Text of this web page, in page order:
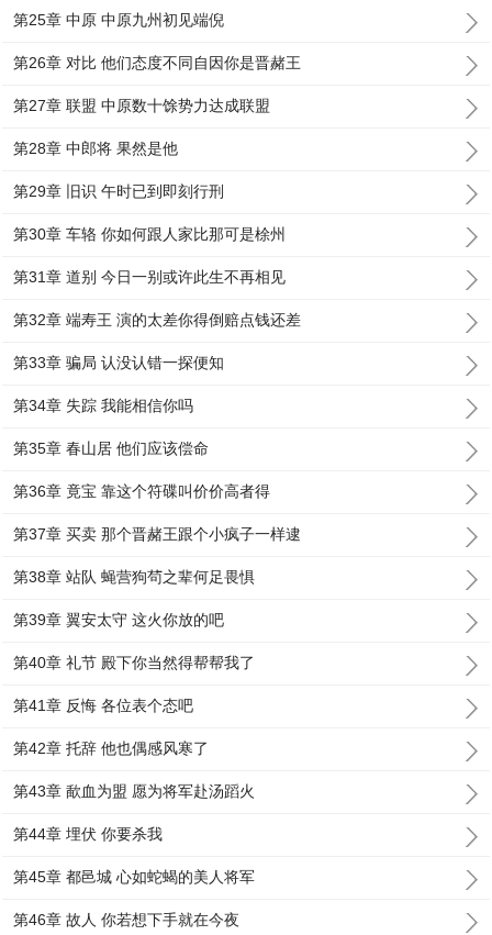
第25章 中原 中原九州初见端倪
第26章 对比 他们态度不同自因你是晋赭王
第27章 联盟 中原数十馀势力达成联盟
第28章 中郎将 果然是他
第29章 旧识 午时已到即刻行刑
第30章 车辂 你如何跟人家比那可是梌州
第31章 道别 今日一别或许此生不再相见
第32章 端寿王 演的太差你得倒赔点钱还差
第33章 骗局 认没认错一探便知
第34章 失踪 我能相信你吗
第35章 春山居 他们应该偿命
第36章 竟宝 靠这个符碟叫价价高者得
第37章 买卖 那个晋赭王跟个小疯子一样逮
第38章 站队 蝇营狗茍之辈何足畏惧
第39章 翼安太守 这火你放的吧
第40章 礼节 殿下你当然得帮帮我了
第41章 反悔 各位表个态吧
第42章 托辞 他也偶感风寒了
第43章 歃血为盟 愿为将军赴汤蹈火
第44章 埋伏 你要杀我
第45章 都邑城 心如蛇蝎的美人将军
第46章 故人 你若想下手就在今夜